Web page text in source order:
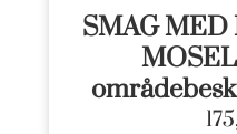
SMAG MED